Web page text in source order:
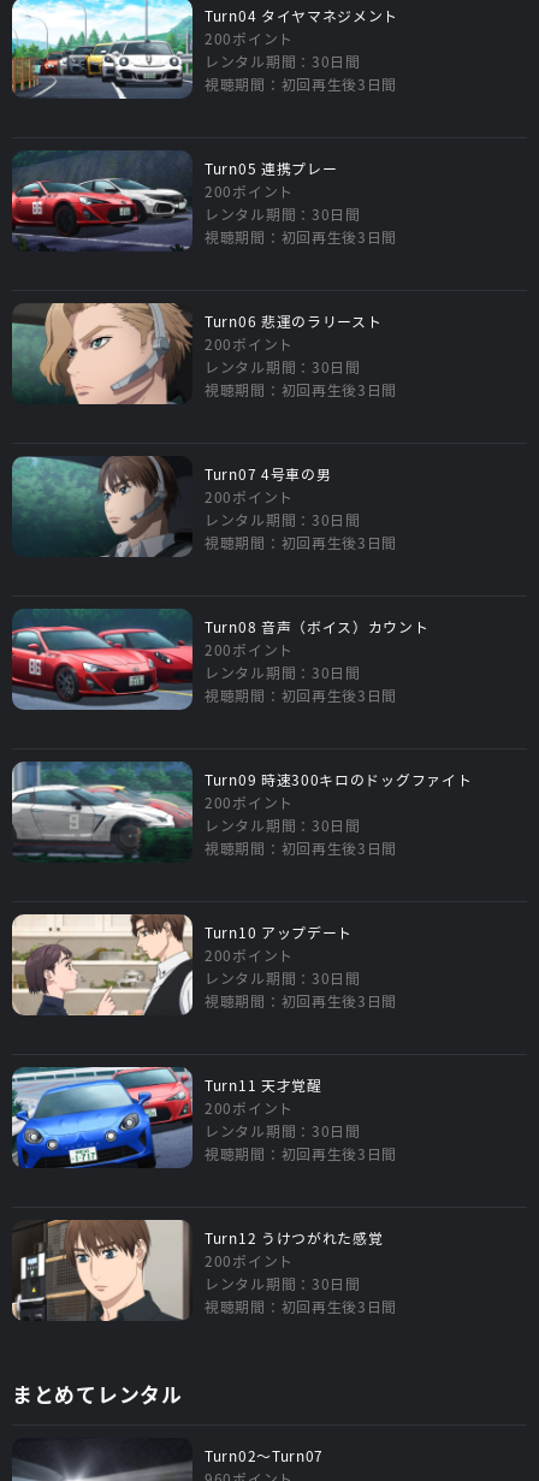
Turn04 タイヤマネジメント
200ポイント
レンタル期間：30日間
視聴期間：初回再生後3日間
Turn05 連携プレー
200ポイント
レンタル期間：30日間
視聴期間：初回再生後3日間
Turn06 悲運のラリースト
200ポイント
レンタル期間：30日間
視聴期間：初回再生後3日間
Turn07 4号車の男
200ポイント
レンタル期間：30日間
視聴期間：初回再生後3日間
Turn08 音声（ボイス）カウント
200ポイント
レンタル期間：30日間
視聴期間：初回再生後3日間
Turn09 時速300キロのドッグファイト
200ポイント
レンタル期間：30日間
視聴期間：初回再生後3日間
Turn10 アップデート
200ポイント
レンタル期間：30日間
視聴期間：初回再生後3日間
Turn11 天才覚醒
200ポイント
レンタル期間：30日間
視聴期間：初回再生後3日間
Turn12 うけつがれた感覚
200ポイント
レンタル期間：30日間
視聴期間：初回再生後3日間
まとめてレンタル
Turn02～Turn07